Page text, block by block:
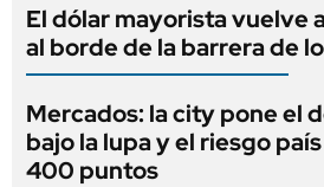
El dólar mayorista vuelve
al borde de la barrera de
Mercados: la city pone el
bajo la lupa y el riesgo
400 puntos